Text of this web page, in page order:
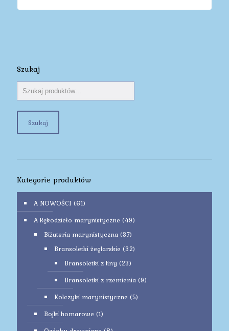
Szukaj
Szukaj
Kategorie produktów
A NOWOŚCI (61)
A Rękodzieło marynistyczne (49)
Biżuteria marynistyczna (37)
Bransoletki żeglarskie (32)
Bransoletki z liny (23)
Bransoletki z rzemienia (9)
Kolczyki marynistyczne (5)
Bojki homarowe (1)